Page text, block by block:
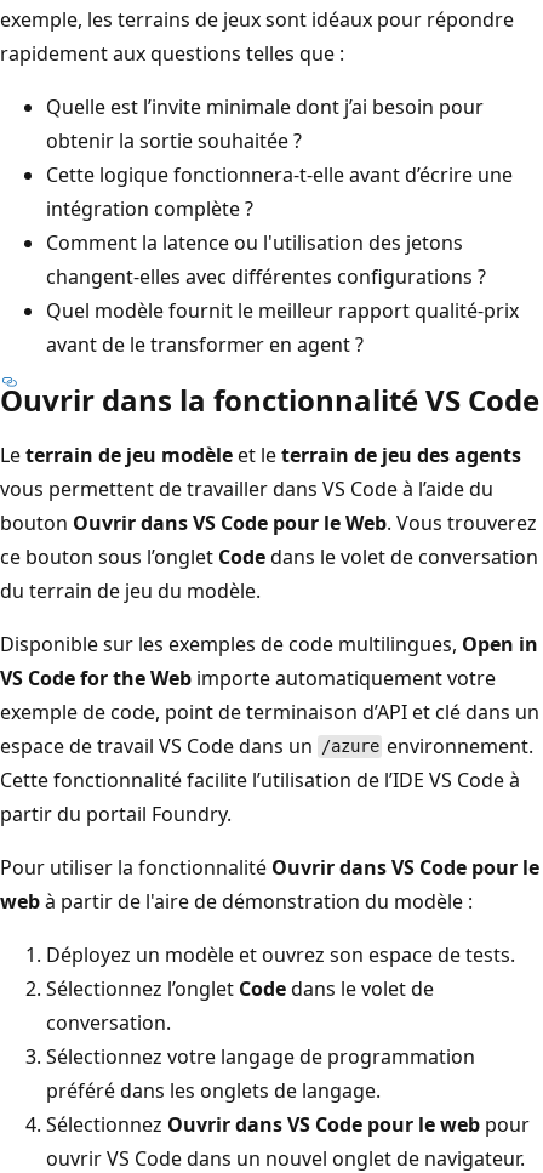
exemple, les terrains de jeux sont idéaux pour répondre
rapidement aux questions telles que :
Quelle est l’invite minimale dont j’ai besoin pour
obtenir la sortie souhaitée ?
Cette logique fonctionnera-t-elle avant d’écrire une
intégration complète ?
Comment la latence ou l'utilisation des jetons
changent-elles avec différentes configurations ?
Quel modèle fournit le meilleur rapport qualité-prix
avant de le transformer en agent ?
Ouvrir dans la fonctionnalité VS Code
Leterrain de jeu modèleet leterrain de jeu des agents
vous permettent de travailler dans VS Code à l’aide du
bouton Ouvrir dans VS Code pour le Web. Vous trouverez
ce bouton sous l’onglet Codedans le volet de conversation
du terrain de jeu du modèle.
Disponible sur les exemples de code multilingues, Open in
VS Code for the Web importe automatiquement votre
exemple de code, point de terminaison d’API et clé dans un
espace de travail VS Code dans un /azure environnement.
Cette fonctionnalité facilite l’utilisation de l’IDE VS Code à
partir du portail Foundry.
Pour utiliser la fonctionnalité Ouvrir dans VS Code pour le
webà partir de l'aire de démonstration du modèle :
Déployez un modèle et ouvrez son espace de tests.
Sélectionnez l’onglet Codedans le volet de
conversation.
Sélectionnez votre langage de programmation
préféré dans les onglets de langage.
Sélectionnez Ouvrir dans VS Code pour le web pour
ouvrir VS Code dans un nouvel onglet de navigateur.